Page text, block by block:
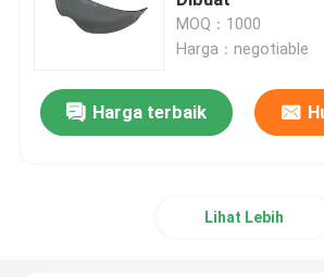
Kacamata Ski salju
Topi Renang Tahan Air
MOQ：1000
Harga：negotiable
Harga terbaik
Lihat Lebih